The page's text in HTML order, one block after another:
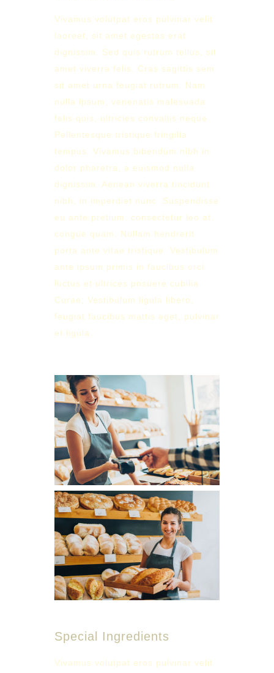
Vivamus volutpat eros pulvinar velit
laoreet, sit amet egestas erat
dignissim. Sed quis rutrum tellus, sit
amet viverra felis. Cras sagittis sem
sit amet urna feugiat rutrum. Nam
nulla ipsum, venenatis malesuada
felis quis, ultricies convallis neque.
Pellentesque tristique fringilla
tempus. Vivamus bibendum nibh in
dolor pharetra, a euismod nulla
dignissim. Aenean viverra tincidunt
nibh, in imperdiet nunc. Suspendisse
eu ante pretium, consectetur leo at,
congue quam. Nullam hendrerit
porta ante vitae tristique. Vestibulum
ante ipsum primis in faucibus orci
luctus et ultrices posuere cubilia
Curae; Vestibulum ligula libero,
feugiat faucibus mattis eget, pulvinar
et ligula.
Special Ingredients
Vivamus volutpat eros pulvinar velit